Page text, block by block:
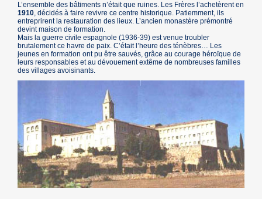
L’ensemble des bâtiments n’était que ruines. Les Frères l’achetèrent en
1910, décidés à faire revivre ce centre historique. Patiemment, ils
entreprirent la restauration des lieux. L’ancien monastère prémontré
devint maison de formation.
Mais la guerre civile espagnole (1936-39) est venue troubler
brutalement ce havre de paix. C’était l’heure des ténèbres… Les
jeunes en formation ont pu être sauvés, grâce au courage héroïque de
leurs responsables et au dévouement extême de nombreuses familles
des villages avoisinants.